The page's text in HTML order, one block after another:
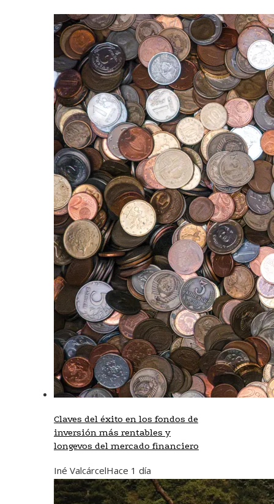
Claves del éxito en los fondos de
inversión más rentables y
longevos del mercado financiero
Iné ValcárcelHace 1 día